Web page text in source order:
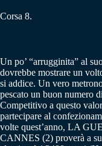
Corsa 8.
Un po’ “arrugginita” al
dovrebbe mostrare un
si addice. Un vero
pescato un buon numero
Competitivo a questo
partecipare al
volte quest’anno, LA
CANNES (2) proverà a